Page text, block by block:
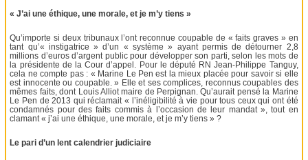
« J’ai une éthique, une morale, et je m’y tiens »
Qu’importe si deux tribunaux l’ont reconnue coupable de « faits graves » en
tant qu’« instigatrice » d’un « système » ayant permis de détourner 2,8
millions d’euros d’argent public pour développer son parti, selon les mots de
la présidente de la Cour d’appel. Pour le député RN Jean-Philippe Tanguy,
cela ne compte pas : « Marine Le Pen est la mieux placée pour savoir si elle
est innocente ou coupable. » Elle et ses complices, reconnus coupables des
mêmes faits, dont Louis Alliot maire de Perpignan. Qu’aurait pensé la Marine
Le Pen de 2013 qui réclamait « l’inéligibilité à vie pour tous ceux qui ont été
condamnés pour des faits commis à l’occasion de leur mandat », tout en
clamant « j’ai une éthique, une morale, et je m’y tiens » ?
Le pari d’un lent calendrier judiciaire